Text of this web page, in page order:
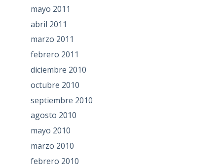
mayo 2011
abril 2011
marzo 2011
febrero 2011
diciembre 2010
octubre 2010
septiembre 2010
agosto 2010
mayo 2010
marzo 2010
febrero 2010